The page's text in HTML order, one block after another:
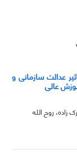
عدالت سازمانی و
عالی
روح الله